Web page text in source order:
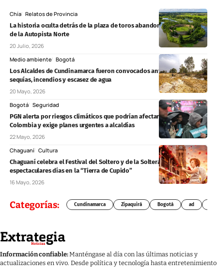
Chía Relatos de Provincia
La historia oculta detrás de la plaza de toros abandonada Chía, cerca
de la Autopista Norte
20 Julio, 2026
Medio ambiente Bogotá
Los Alcaldes de Cundinamarca fueron convocados ante amenaza de
sequías, incendios y escasez de agua
20 Mayo, 2026
Bogotá Seguridad
PGN alerta por riesgos climáticos que podrían afectar elecciones en
Colombia y exige planes urgentes a alcaldías
22 Mayo, 2026
Chaguaní Cultura
Chaguaní celebra el Festival del Soltero y de la Soltera: tres
espectaculares días en la “Tierra de Cupido”
16 Mayo, 2026
Categorías: Cundinamarca Zipaquirá Bogotá ad
Información confiable:Manténgase al día con las últimas noticias y
actualizaciones en vivo. Desde política y tecnología hasta entretenimiento